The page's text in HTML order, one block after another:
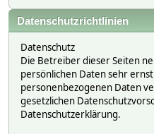
Datenschutzrichtlinien
Datenschutz
Die Betreiber dieser Seiten
persönlichen Daten sehr
personenbezogenen Daten
gesetzlichen
Datenschutzerklärung.